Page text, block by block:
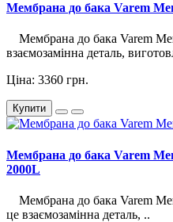
Мембрана до бака Varem
Мембрана до бака Varem
взаємозамінна деталь,
Ціна: 3360 грн.
Купити
Мембрана до бака Varem
2000L
Мембрана до бака Varem
це взаємозамінна деталь, ..